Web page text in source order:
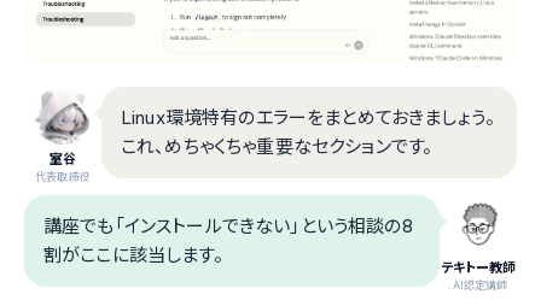
室谷
代表取締役
Linux環境特有のエラーをまとめておきましょう。
これ、めちゃくちゃ重要なセクションです。
テキトー教師
.AI認定講師
講座でも「インストールできない」という相談の8
割がここに該当します。